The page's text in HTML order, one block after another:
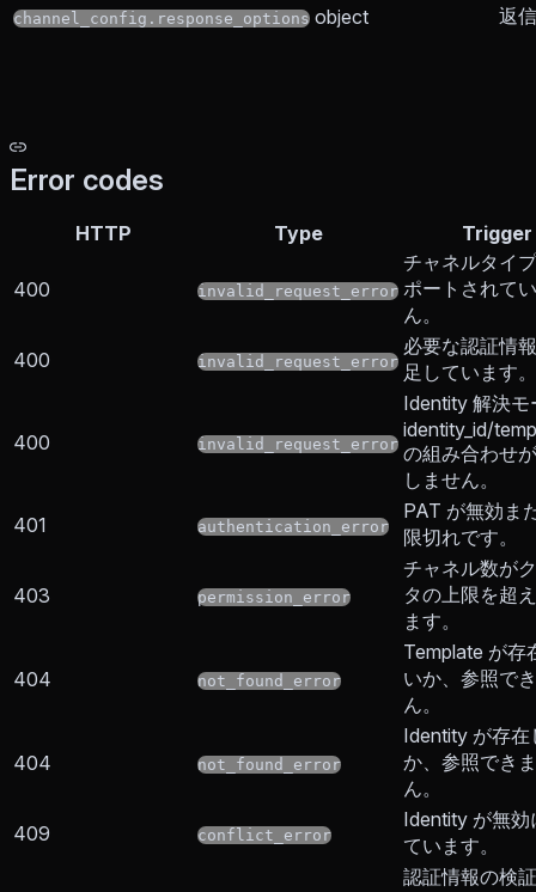
channel_config.response_options object 返
Error codes
HTTP Type Trigger
400 invalid_request_error
チャネルタイ
ポートされて
ん。
400
invalid_request_error
必要な認証情
足しています。
400 invalid_request_error
Identity 解決モ
identity_id/
の組み合わせ
しません。
401
authentication_error
PAT が無効ま
限切れです。
403 permission_error
チャネル数が
タの上限を超
ます。
404 not_found_error
Template が存
いか、参照で
ん。
404 not_found_error
Identity が存在
か、参照でき
ん。
409
conflict_error
Identity が無効
ています。
認証情報の検